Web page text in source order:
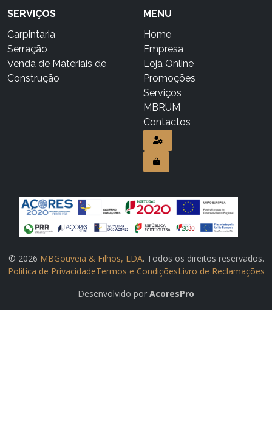
SERVIÇOS
Carpintaria
Serração
Venda de Materiais de
Construção
MENU
Home
Empresa
Loja Online
Promoções
Serviços
MBRUM
Contactos
© 2026 MBGouveia & Filhos, LDA. Todos os direitos reservados.
Política de PrivacidadeTermos e CondiçõesLivro de Reclamações
Desenvolvido por AcoresPro